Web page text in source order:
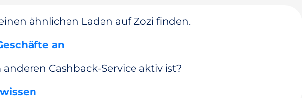
ähnlichen Laden auf Zozi finden.
an
Cashback-Service aktiv ist?